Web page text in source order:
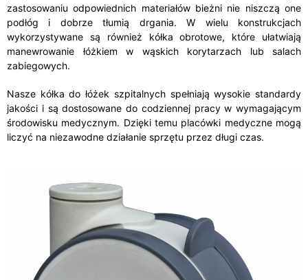
zastosowaniu odpowiednich materiałów bieżni nie niszczą one
podłóg i dobrze tłumią drgania. W wielu konstrukcjach
wykorzystywane są również kółka obrotowe, które ułatwiają
manewrowanie łóżkiem w wąskich korytarzach lub salach
zabiegowych.
Nasze kółka do łóżek szpitalnych spełniają wysokie standardy
jakości i są dostosowane do codziennej pracy w wymagającym
środowisku medycznym. Dzięki temu placówki medyczne mogą
liczyć na niezawodne działanie sprzętu przez długi czas.